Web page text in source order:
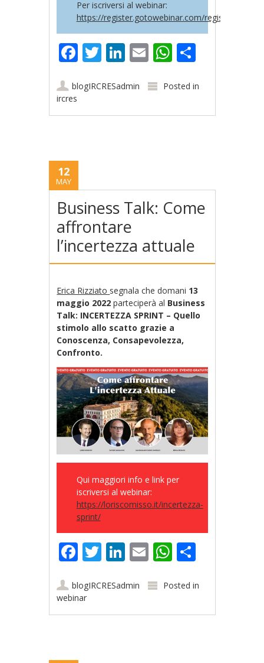
Per iscriversi al webinar:
https://register.gotowebinar.com/register/
Facebook
Twitter
LinkedIn
EmailWhatsApp
blogIRCRESadmin
Posted in
ircres
12
MAY
Business Talk: Come
affrontare
l’incertezza attuale
Erica Rizziato segnala che domani 13
maggio 2022 parteciperà al Business
Talk: INCERTEZZA SPRINT – Quello
stimolo allo scatto grazie a
Conoscenza, Consapevolezza,
Confronto.
Qui maggiori info e link per
iscriversi al webinar:
https://loriscomisso.it/incertezza-
sprint/
Facebook
Twitter
LinkedIn
EmailWhatsApp
blogIRCRESadmin
Posted in
webinar